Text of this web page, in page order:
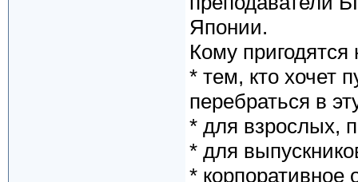
Японии.
Кому
* тем, кто хочет
перебраться в
* для взрослых,
* для
* корпоративное